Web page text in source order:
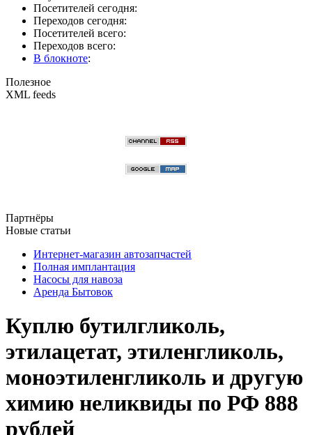
Посетителей сегодня:
Переходов сегодня:
Посетителей всего:
Переходов всего:
В блокноте:
Полезное
XML feeds
Партнёры
Новые статьи
Интернет-магазин автозапчастей
Полная имплантация
Насосы для навоза
Аренда Бытовок
Куплю бутилгликоль,
этилацетат, этиленгликоль,
моноэтиленгликоль и другую
химию неликвиды по РФ 888
рублей